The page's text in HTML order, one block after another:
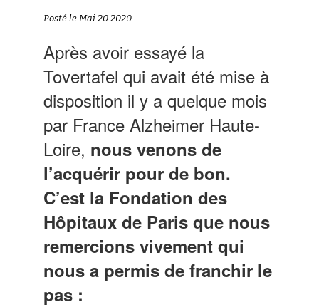
Posté le Mai 20 2020
Après avoir essayé la
Tovertafel qui avait été mise à
disposition il y a quelque mois
par France Alzheimer Haute-
Loire, nous venons de
l’acquérir pour de bon.
C’est la Fondation des
Hôpitaux de Paris que nous
remercions vivement qui
nous a permis de franchir le
pas :